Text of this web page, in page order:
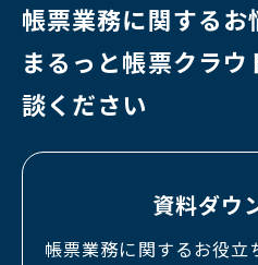
帳票業務に関するお
まるっと帳票クラ
談ください
資料ダウ
帳票業務に関するお役立